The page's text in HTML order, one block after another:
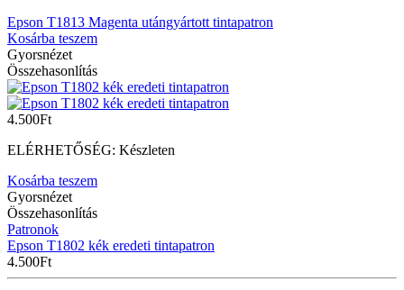
Epson T1813 Magenta utángyártott tintapatron
Kosárba teszem
Gyorsnézet
Összehasonlítás
4.500Ft
ELÉRHETŐSÉG: Készleten
Kosárba teszem
Gyorsnézet
Összehasonlítás
Patronok
Epson T1802 kék eredeti tintapatron
4.500Ft